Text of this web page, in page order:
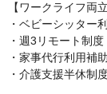
【ワークライフ両
・ベビーシッター
・週3リモート制
・家事代行利用補
・介護支援半休制